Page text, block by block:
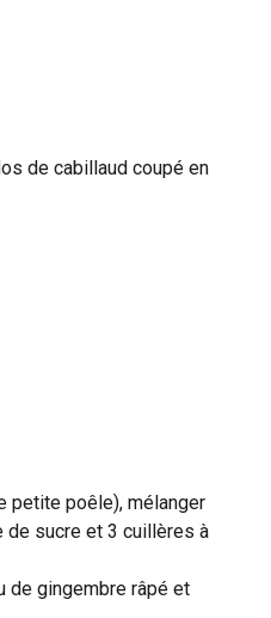
de cabillaud coupé en
petite poêle), mélanger
de sucre et 3 cuillères à
de gingembre râpé et